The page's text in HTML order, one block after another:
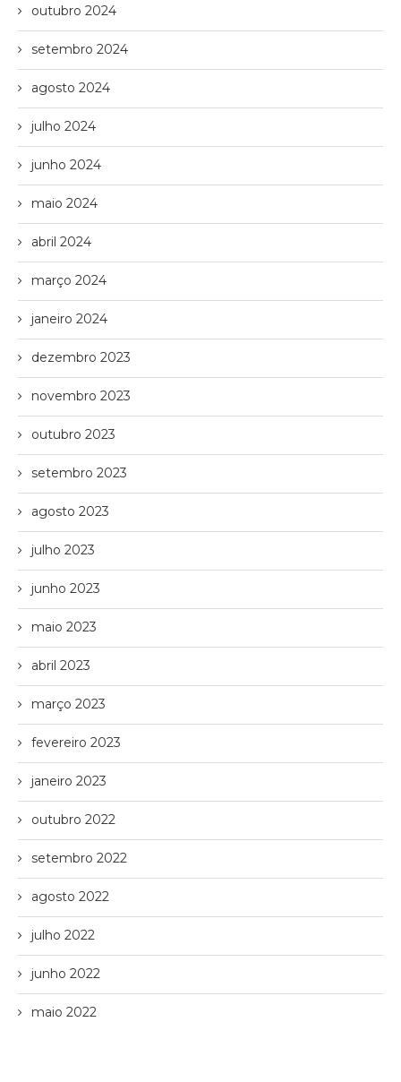
outubro 2024
setembro 2024
agosto 2024
julho 2024
junho 2024
maio 2024
abril 2024
março 2024
janeiro 2024
dezembro 2023
novembro 2023
outubro 2023
setembro 2023
agosto 2023
julho 2023
junho 2023
maio 2023
abril 2023
março 2023
fevereiro 2023
janeiro 2023
outubro 2022
setembro 2022
agosto 2022
julho 2022
junho 2022
maio 2022